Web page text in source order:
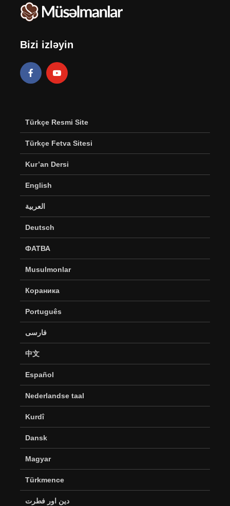
Bizi izləyin
Türkçe Resmi Site
Türkçe Fetva Sitesi
Kur’an Dersi
English
العربية
Deutsch
ФАТВА
Musulmonlar
Кораника
Português
فارسی
中文
Español
Nederlandse taal
Kurdî
Dansk
Magyar
Türkmence
دین اور فطرت